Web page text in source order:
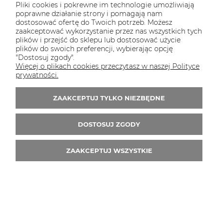
kolumna Gaudi 1.12.081
DO KOSZYKA
Pliki cookies i pokrewne im technologie umożliwiają
poprawne działanie strony i pomagają nam
dostosować ofertę do Twoich potrzeb. Możesz
zaakceptować wykorzystanie przez nas wszystkich tych
plików i przejść do sklepu lub dostosować użycie
plików do swoich preferencji, wybierając opcję
"Dostosuj zgody".
Więcej o plikach cookies przeczytasz w naszej Polityce
prywatności.
ZAAKCEPTUJ TYLKO NIEZBĘDNE
DOSTOSUJ ZGODY
ZAAKCEPTUJ WSZYSTKIE